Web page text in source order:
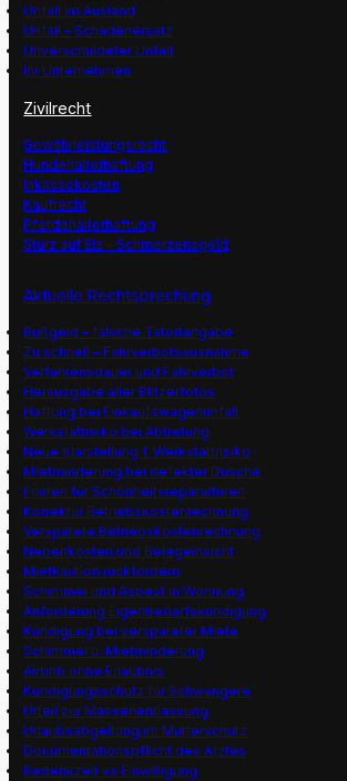
Unfall im Ausland
Unfall – Schadenersatz
Unverschuldeter Unfall
Ihr Unternehmen
Zivilrecht
Gewährleistungsrecht
Hundehalterhaftung
Inkassokosten
Kaufrecht
Pferdehalterhaftung
Sturz auf Eis – Schmerzensgeld
Aktuelle Rechtsprechung
Bußgeld – falsche Tatortangabe
Zu schnell – Fahrverbotsausnahme
Verfahrensdauer und Fahrverbot
Herausgabe aller Blitzerfotos
Haftung bei Einkaufswagenunfall
Werkstattrisko bei Abtretung
Neue Klarstellung f. Werkstattrisiko
Mietminderung bei defekter Dusche
Fristen für Schönheitsrepararturen
Korrektur Betriebskostenrechnung
Verspätete Betriebskostenrechnung
Nebenkosten und Belegeinsicht
Mietkaution rückfordern
Schimmel und Asbest in Wohnung
Anforderung Eigenbedarfskündigung
Kündigung bei verspäteter Miete
Schimmel u. Mietminderung
Airbnb ohne Erlaubnis
Kündigungsschutz für Schwangere
Urteil zur Massenentlassung
Urlaubsabgeltung im Mutterschutz
Dokumentationspflicht des Arztes
Bedenkzeit vs Einwilligung